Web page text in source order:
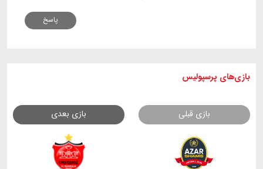
پاسخ
بازی های پرسپولیس
بازی قبلی بازی بعدی